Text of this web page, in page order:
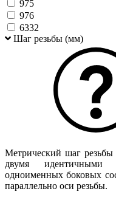
975
976
6332
Шаг резьбы (мм)
Метрический шаг
двумя идентичными
одноименных боковых
параллельно оси резьбы.